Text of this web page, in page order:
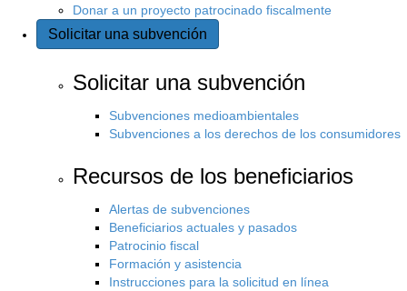
Donar a un proyecto patrocinado fiscalmente
Solicitar una subvención
Solicitar una subvención
Subvenciones medioambientales
Subvenciones a los derechos de los consumidores
Recursos de los beneficiarios
Alertas de subvenciones
Beneficiarios actuales y pasados
Patrocinio fiscal
Formación y asistencia
Instrucciones para la solicitud en línea